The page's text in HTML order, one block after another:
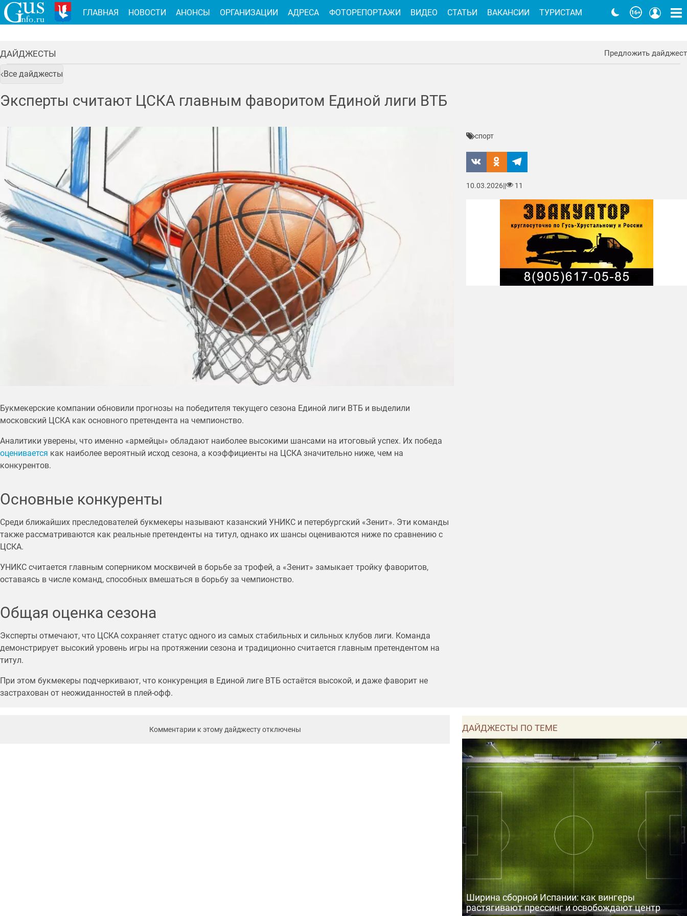
ДАЙДЖЕСТЫ Предложить дайджест
Все дайджесты
Эксперты считают ЦСКА главным фаворитом Единой лиги ВТБ
Букмекерские компании обновили прогнозы на победителя текущего сезона Единой лиги ВТБ и выделили
московский ЦСКА как основного претендента на чемпионство.
Аналитики уверены, что именно «армейцы» обладают наиболее высокими шансами на итоговый успех. Их победа
оценивается как наиболее вероятный исход сезона, а коэффициенты на ЦСКА значительно ниже, чем на
конкурентов.
Основные конкуренты
Среди ближайших преследователей букмекеры называют казанский УНИКС и петербургский «Зенит». Эти команды
также рассматриваются как реальные претенденты на титул, однако их шансы оцениваются ниже по сравнению с
ЦСКА.
УНИКС считается главным соперником москвичей в борьбе за трофей, а «Зенит» замыкает тройку фаворитов,
оставаясь в числе команд, способных вмешаться в борьбу за чемпионство.
Общая оценка сезона
Эксперты отмечают, что ЦСКА сохраняет статус одного из самых стабильных и сильных клубов лиги. Команда
демонстрирует высокий уровень игры на протяжении сезона и традиционно считается главным претендентом на
титул.
При этом букмекеры подчеркивают, что конкуренция в Единой лиге ВТБ остаётся высокой, и даже фаворит не
застрахован от неожиданностей в плей-офф.
спорт
10.03.2026|| 11
Комментарии к этому дайджесту отключены ДАЙДЖЕСТЫ ПО ТЕМЕ
Ширина сборной Испании: как вингеры
растягивают прессинг и освобождают центр
ГЛАВНАЯ НОВОСТИ АНОНСЫ ОРГАНИЗАЦИИ АДРЕСА ФОТОРЕПОРТАЖИ ВИДЕО СТАТЬИ ВАКАНСИИ ТУРИСТАМ